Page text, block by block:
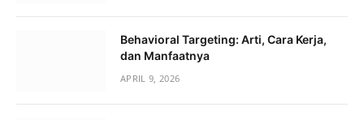
Behavioral Targeting: Arti, Cara Kerja,
dan Manfaatnya
APRIL 9, 2026